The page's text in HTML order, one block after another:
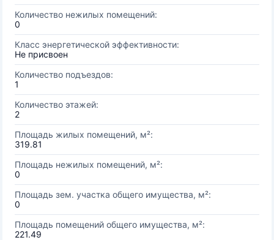
Количество нежилых помещений:
0
Класс энергетической эффективности:
Не присвоен
Количество подъездов:
1
Количество этажей:
2
Площадь жилых помещений, м²:
319.81
Площадь нежилых помещений, м²:
0
Площадь зем. участка общего имущества, м²:
0
Площадь помещений общего имущества, м²:
221.49